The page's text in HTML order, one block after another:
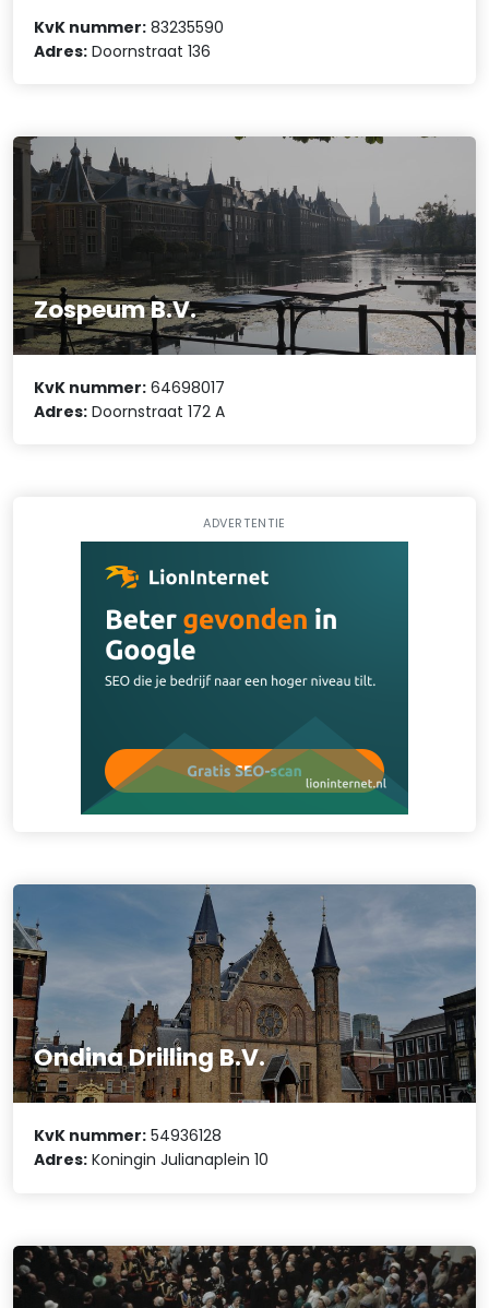
KvK nummer: 83235590
Adres: Doornstraat 136
Zospeum B.V.
KvK nummer: 64698017
Adres: Doornstraat 172 A
ADVERTENTIE
Ondina Drilling B.V.
KvK nummer: 54936128
Adres: Koningin Julianaplein 10